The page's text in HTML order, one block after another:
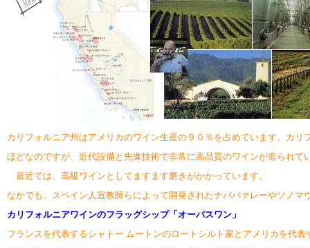
カリフォルニア州はアメリカのワイン生産の９０％を占めています。カリ
ほどなのですが、近代設備と先進技術で非常に高品質のワインが造られて
最近では、高級ワインとしてますます磨きがかかっています。
なかでも、スペイン人宣教師らによって開発されたナパバァレーやソノマ
カリフォルニアワインのフラッグシップ「オーパスワン」
フランスを代表するシャトー ムートンのロートシルト家とアメリカを代